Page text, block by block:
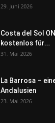
29. Juni 2026
Costa del Sol
kostenlos für...
31. Mai 2026
La Barrosa –
Andalusien
23. Mai 2026